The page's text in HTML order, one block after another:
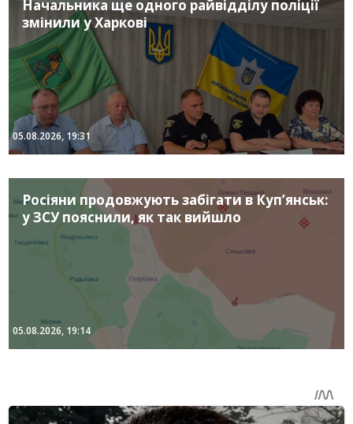
Начальника ще одного райвідділу поліції
змінили у Харкові
05.08.2026, 19:31
Росіяни продовжують забігати в Куп’янськ:
у ЗСУ пояснили, як так вийшло
05.08.2026, 19:14